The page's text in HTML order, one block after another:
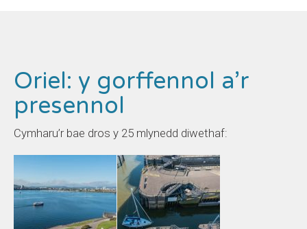
Oriel: y gorffennol a’r
presennol
Cymharu’r bae dros y 25 mlynedd diwethaf: